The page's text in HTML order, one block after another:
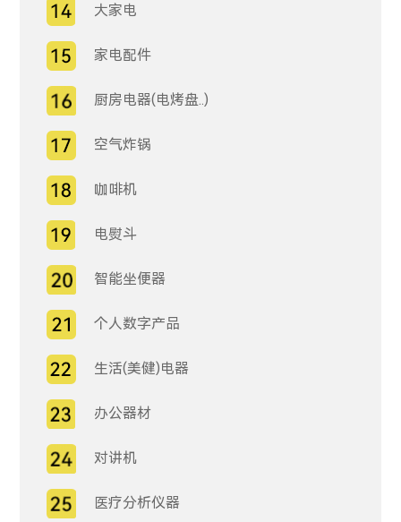
大家电
家电配件
厨房电器(电烤盘..)
空气炸锅
咖啡机
电熨斗
智能坐便器
个人数字产品
生活(美健)电器
办公器材
对讲机
医疗分析仪器